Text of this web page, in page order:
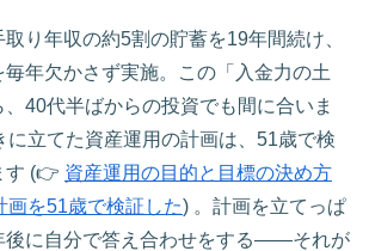
り年収の約5割の貯蓄を19年間続け、
毎年欠かさず実施。この「入金力の土
40代半ばからの投資でも間に合いま
に立てた資産運用の計画は、51歳で検
す (👉 資産運用の目的と目標の決め方
画を51歳で検証した) 。計画を立てっぱ
後に自分で答え合わせをする——それが